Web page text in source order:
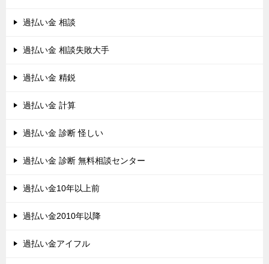
過払い金 相談
過払い金 相談失敗大手
過払い金 精鋭
過払い金 計算
過払い金 診断 怪しい
過払い金 診断 無料相談センター
過払い金10年以上前
過払い金2010年以降
過払い金アイフル